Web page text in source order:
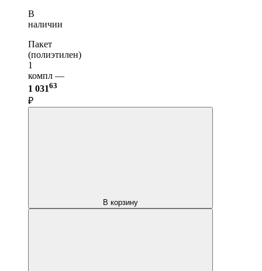
В
наличии
Пакет
(полиэтилен)
1
компл —
1 03163
₽
В корзину